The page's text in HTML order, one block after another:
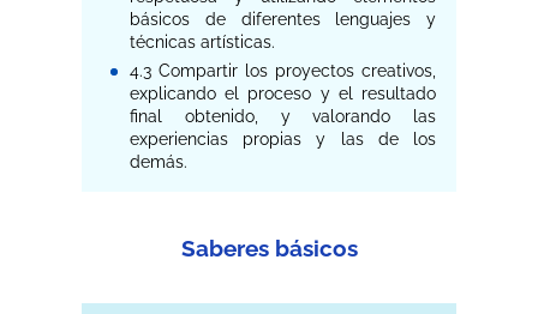
básicos de diferentes lenguajes y
técnicas artísticas.
4.3 Compartir los proyectos creativos,
explicando el proceso y el resultado
final obtenido, y valorando las
experiencias propias y las de los
demás.
Saberes básicos